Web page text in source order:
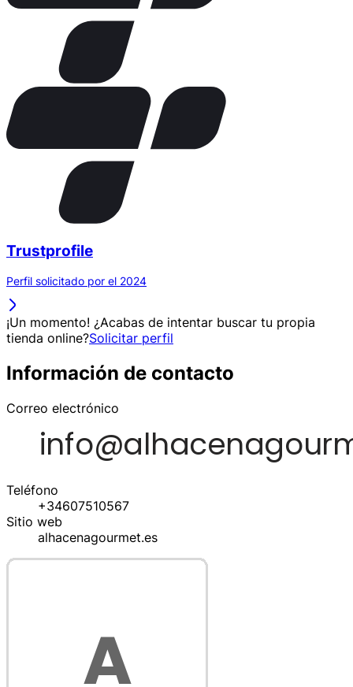
Trustprofile
Perfil solicitado por el 2024
¡Un momento! ¿Acabas de intentar buscar tu propia
tienda online?Solicitar perfil
Información de contacto
Correo electrónico
Teléfono
+34607510567
Sitio web
alhacenagourmet.es